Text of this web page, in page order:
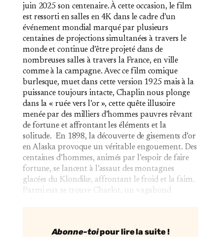
juin 2025 son centenaire. À cette occasion, le film
est ressorti en salles en 4K dans le cadre d’un
événement mondial marqué par plusieurs
centaines de projections simultanées à travers le
monde et continue d’être projeté dans de
nombreuses salles à travers la France, en ville
comme à la campagne. Avec ce film comique
burlesque, muet dans cette version 1925 mais à la
puissance toujours intacte, Chaplin nous plonge
dans la « ruée vers l’or », cette quête illusoire
menée par des milliers d’hommes pauvres rêvant
de fortune et affrontant les éléments et la
solitude. En 1898, la découverte de gisements d’or
en Alaska provoque un véritable engouement. Des
centaines d’hommes, animés par l’espoir de faire
fortune, se lancent à l’assaut des montagnes
glacées du Klondike, affrontant le froid et la faim.
Parmi eux se trouve Charlot, un vagabond
Abonne-toipour lire la suite !